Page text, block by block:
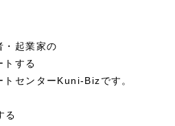
・起業家の
トする
トセンターKuni-Bizです。
る